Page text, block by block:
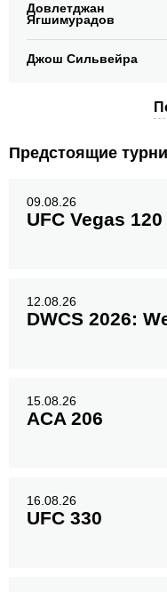
Довлетджан
Ягшимурадов
Джош Сильвейра
Предстоящие
09.08.26
UFC Vegas 120
12.08.26
DWCS 2026:
15.08.26
ACA 206
16.08.26
UFC 330